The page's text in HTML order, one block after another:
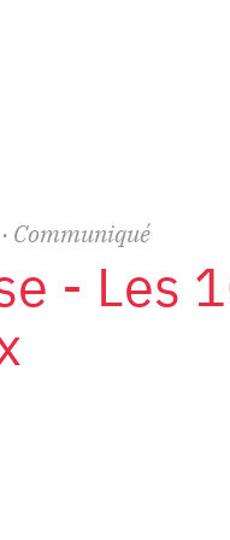
Communiqué
- Les